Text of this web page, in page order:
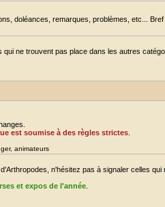
doléances, remarques, problèmes, etc...
ne trouvent pas place dans les autres
est soumise à des règles strictes
, animateurs
n'hésitez pas à signaler celles qui
et expos de l'année